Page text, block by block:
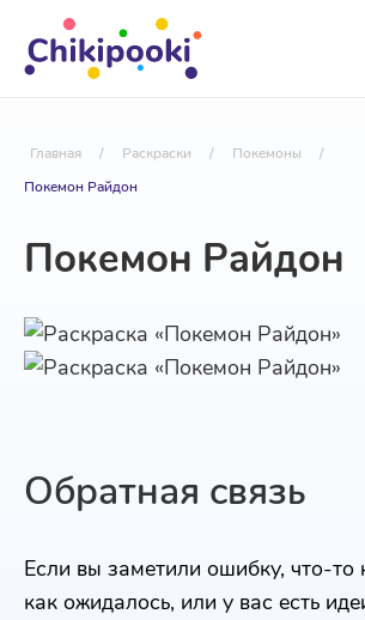
Главная / Раскраски / Покемоны
/
Покемон Райдон
Покемон Райдон
Обратная связь
Если вы заметили ошибку, что-то
как ожидалось, или у вас есть